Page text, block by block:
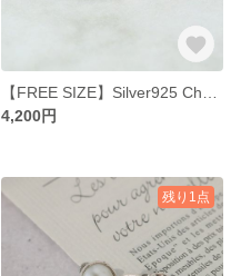
4,200円
残り1点